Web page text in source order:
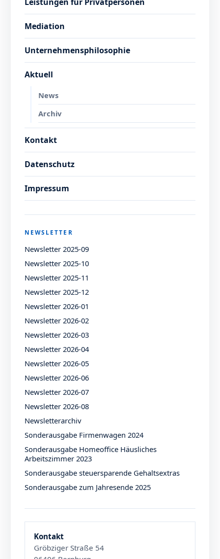
Mediation
Unternehmensphilosophie
Aktuell
News
Archiv
Kontakt
Datenschutz
Impressum
NEWSLETTER
Newsletter 2025-09
Newsletter 2025-10
Newsletter 2025-11
Newsletter 2025-12
Newsletter 2026-01
Newsletter 2026-02
Newsletter 2026-03
Newsletter 2026-04
Newsletter 2026-05
Newsletter 2026-06
Newsletter 2026-07
Newsletter 2026-08
Newsletterarchiv
Sonderausgabe Firmenwagen 2024
Sonderausgabe Homeoffice Häusliches
Arbeitszimmer 2023
Sonderausgabe steuersparende Gehaltsextras
Sonderausgabe zum Jahresende 2025
Kontakt
Gröbziger Straße 54